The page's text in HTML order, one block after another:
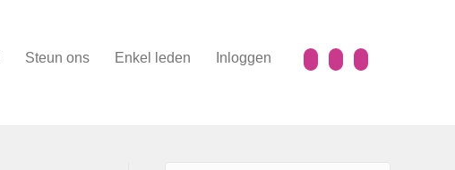
Steun ons Enkel leden Inloggen